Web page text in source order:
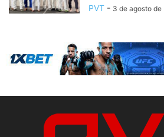
PVT - 3 de agosto de